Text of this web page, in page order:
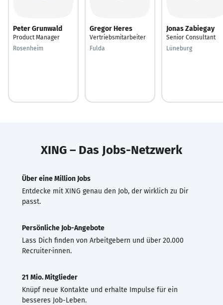
Peter Grunwald
Product Manager
Rosenheim
Gregor Heres
Vertriebsmitarbeiter
Fulda
Jonas Zabiegay
Senior Consultant
Lüneburg
XING – Das Jobs-Netzwerk
Über eine Million Jobs
Entdecke mit XING genau den Job, der wirklich zu Dir
passt.
Persönliche Job-Angebote
Lass Dich finden von Arbeitgebern und über 20.000
Recruiter·innen.
21 Mio. Mitglieder
Knüpf neue Kontakte und erhalte Impulse für ein
besseres Job-Leben.